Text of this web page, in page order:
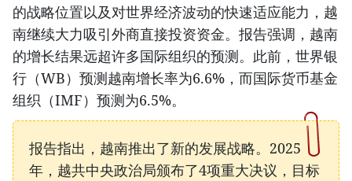
的战略位置以及对世界经济波动的快速适应能力，越
南继续大力吸引外商直接投资资金。报告强调，越南
的增长结果远超许多国际组织的预测。此前，世界银
行（WB）预测越南增长率为6.6%，而国际货币基金
组织（IMF）预测为6.5%。
报告指出，越南推出了新的发展战略。2025
年，越共中央政治局颁布了4项重大决议，目标